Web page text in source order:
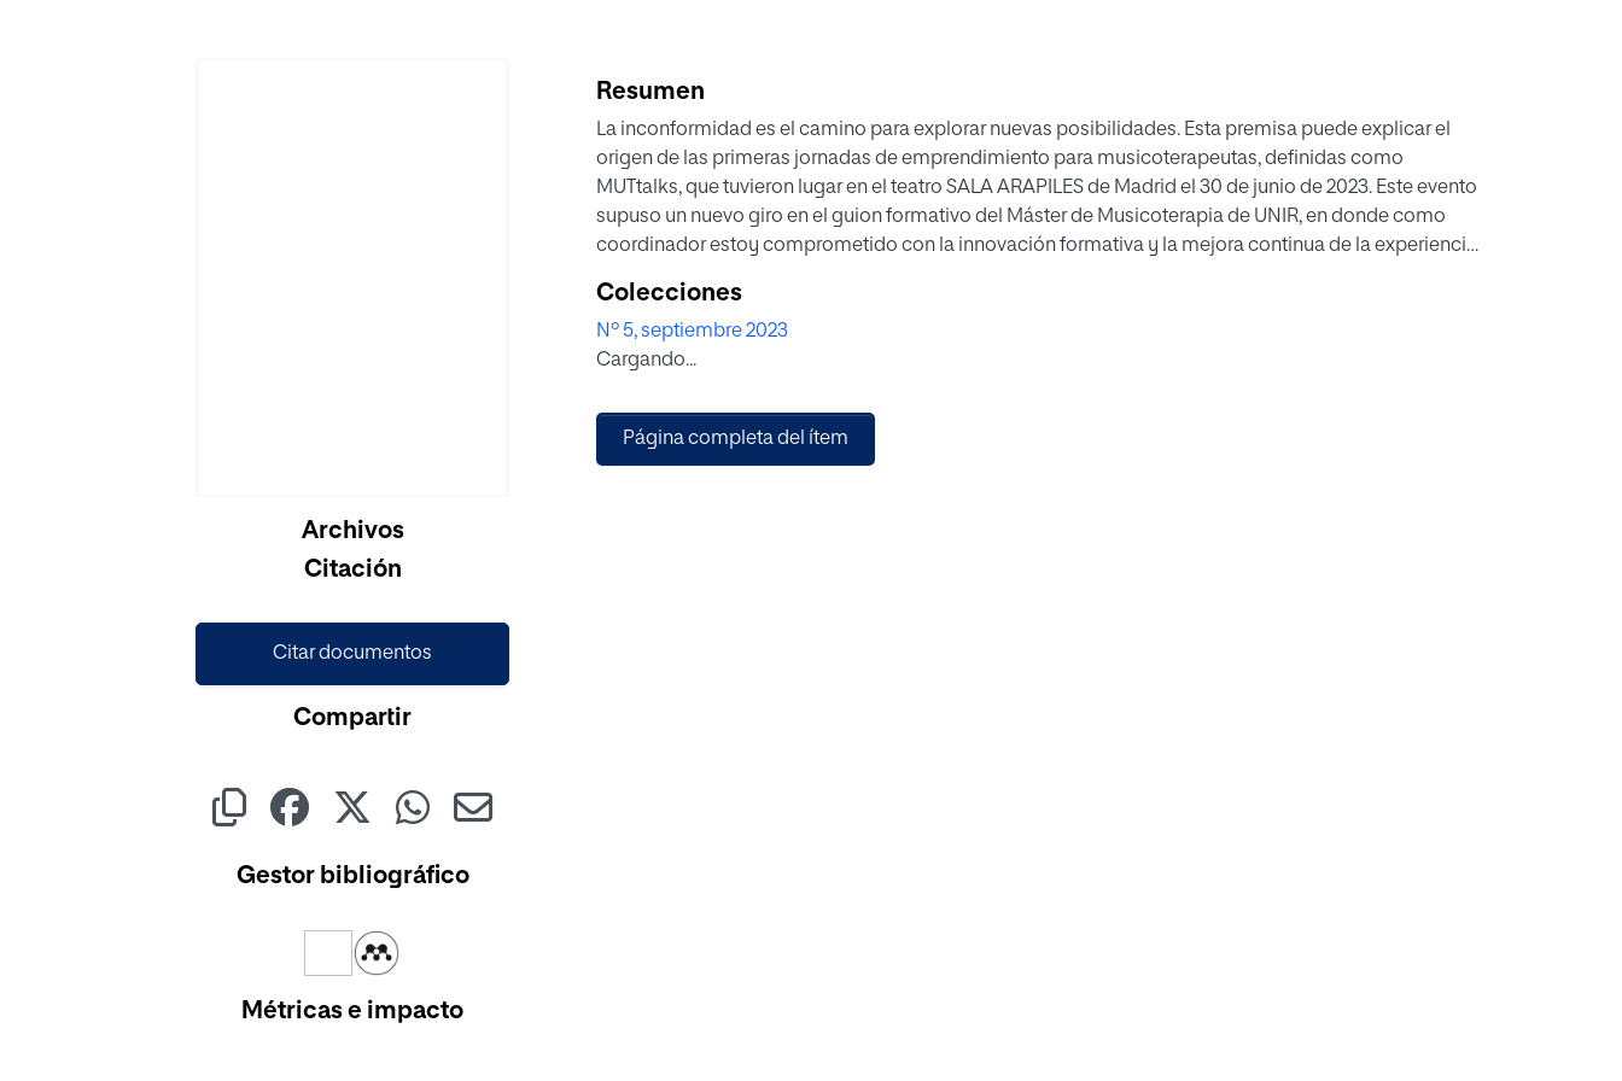
Archivos
Citación
Citar documentos
Compartir
Gestor bibliográfico
Métricas e impacto
Resumen
La inconformidad es el camino para explorar nuevas posibilidades. Esta premisa puede explicar el
origen de las primeras jornadas de emprendimiento para musicoterapeutas, definidas como
MUTtalks, que tuvieron lugar en el teatro SALA ARAPILES de Madrid el 30 de junio de 2023. Este evento
supuso un nuevo giro en el guion formativo del Máster de Musicoterapia de UNIR, en donde como
coordinador estoy comprometido con la innovación formativa y la mejora continua de la experiencia
la titulación llegan a ser aplicadas en las carreras profesionales de los estudiantes, es decir, doy valor
a la transformación de la energía potencial en cinética. Sin esta traslación no estaríamos cumpliendo
con el objetivo fundamental de un posgrado. Esta dinámica de fuerzas debe estar combinada para
Colecciones
Nº 5, septiembre 2023
Cargando...
Página completa del ítem